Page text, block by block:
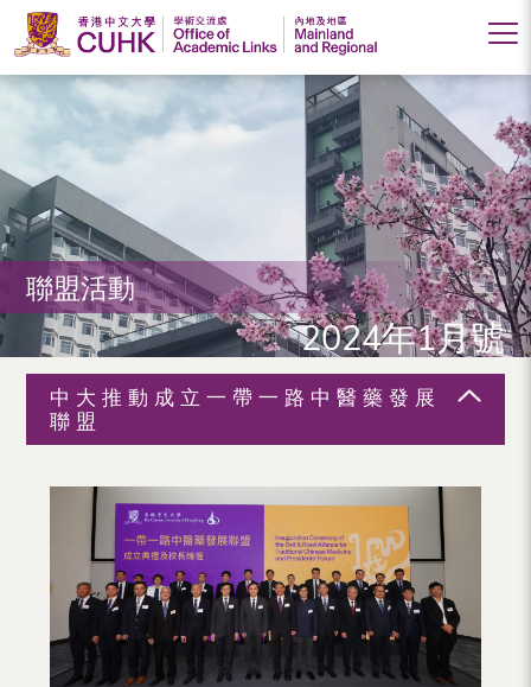
香
港
中
文
大
學
學
術
聯盟活動
2024年1月號
中大推動成立一帶一路中醫藥發展
聯盟